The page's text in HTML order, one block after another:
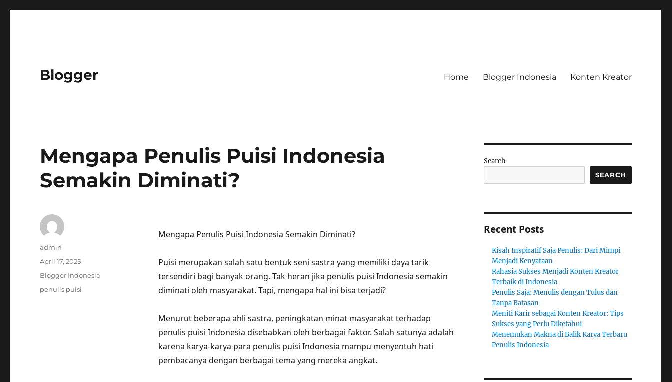
Blogger Home Blogger Indonesia Konten Kreator
Mengapa Penulis Puisi Indonesia
Semakin Diminati?
Mengapa Penulis Puisi Indonesia Semakin Diminati?
Puisi merupakan salah satu bentuk seni sastra yang memiliki daya tarik
tersendiri bagi banyak orang. Tak heran jika penulis puisi Indonesia semakin
diminati oleh masyarakat. Tapi, mengapa hal ini bisa terjadi?
Menurut beberapa ahli sastra, peningkatan minat masyarakat terhadap
penulis puisi Indonesia disebabkan oleh berbagai faktor. Salah satunya adalah
karena karya-karya para penulis puisi Indonesia mampu menyentuh hati
pembacanya dengan berbagai tema yang mereka angkat.
Author
admin
Posted
on
April 17, 2025
Categories
Blogger Indonesia
Tags
penulis puisi
Search
SEARCH
Recent Posts
Kisah Inspiratif Saja Penulis: Dari Mimpi
Menjadi Kenyataan
Rahasia Sukses Menjadi Konten Kreator
Terbaik di Indonesia
Penulis Saja: Menulis dengan Tulus dan
Tanpa Batasan
Meniti Karir sebagai Konten Kreator: Tips
Sukses yang Perlu Diketahui
Menemukan Makna di Balik Karya Terbaru
Penulis Indonesia